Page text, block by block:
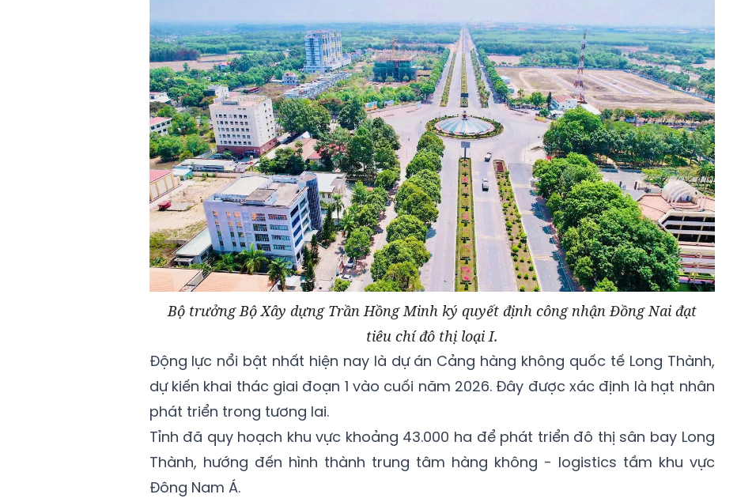
Bộ trưởng Bộ Xây dựng Trần Hồng Minh ký quyết định công nhận Đồng Nai đạt
tiêu chí đô thị loại I.
Động lực nổi bật nhất hiện nay là dự án Cảng hàng không quốc tế Long Thành,
dự kiến khai thác giai đoạn 1 vào cuối năm 2026. Đây được xác định là hạt nhân
phát triển trong tương lai.
Tỉnh đã quy hoạch khu vực khoảng 43.000 ha để phát triển đô thị sân bay Long
Thành, hướng đến hình thành trung tâm hàng không - logistics tầm khu vực
Đông Nam Á.